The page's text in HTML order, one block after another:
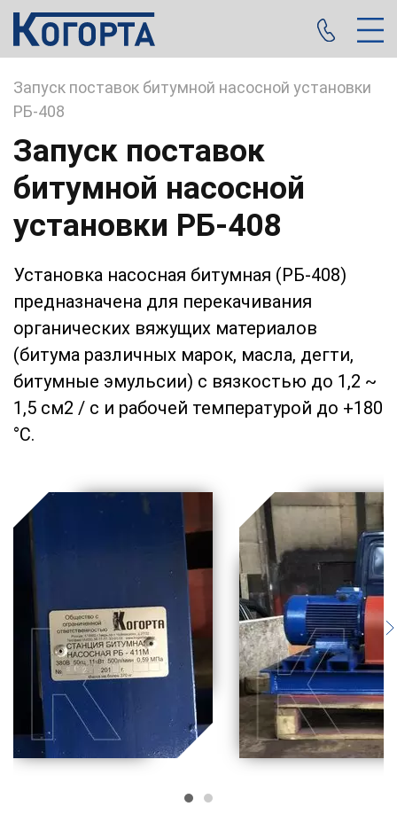
Запуск поставок битумной насосной установки
РБ-408
Запуск поставок
битумной насосной
установки РБ-408
Установка насосная битумная (РБ-408)
предназначена для перекачивания
органических вяжущих материалов
(битума различных марок, масла, дегти,
битумные эмульсии) с вязкостью до 1,2 ~
1,5 см2 / с и рабочей температурой до +180
°С.